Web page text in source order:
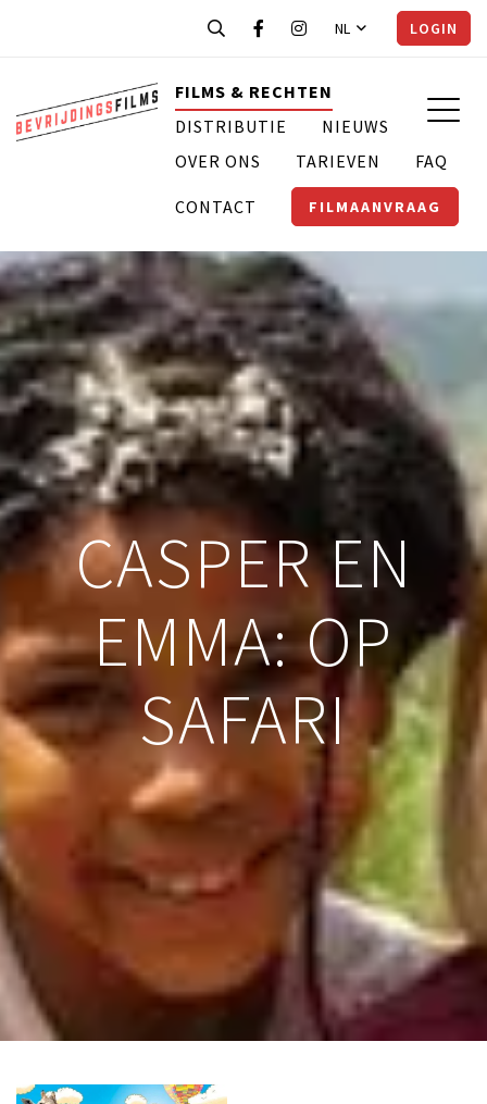
NL LOGIN
FILMS & RECHTEN
DISTRIBUTIE
NIEUWS
OVER ONS
TARIEVEN FAQ
CONTACT FILMAANVRAAG
CASPER EN
EMMA: OP
SAFARI